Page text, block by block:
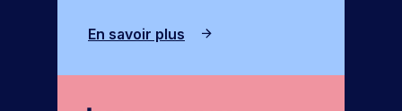
En savoir plus